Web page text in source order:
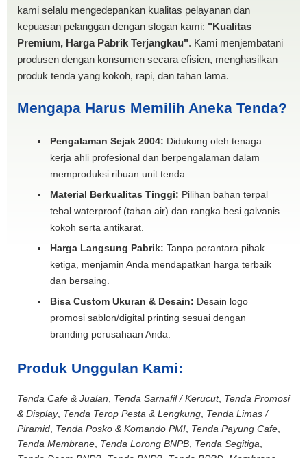
kami selalu mengedepankan kualitas pelayanan dan
kepuasan pelanggan dengan slogan kami: "Kualitas
Premium, Harga Pabrik Terjangkau". Kami menjembatani
produsen dengan konsumen secara efisien, menghasilkan
produk tenda yang kokoh, rapi, dan tahan lama.
Mengapa Harus Memilih Aneka Tenda?
Pengalaman Sejak 2004: Didukung oleh tenaga
kerja ahli profesional dan berpengalaman dalam
memproduksi ribuan unit tenda.
Material Berkualitas Tinggi: Pilihan bahan terpal
tebal waterproof (tahan air) dan rangka besi galvanis
kokoh serta antikarat.
Harga Langsung Pabrik: Tanpa perantara pihak
ketiga, menjamin Anda mendapatkan harga terbaik
dan bersaing.
Bisa Custom Ukuran & Desain: Desain logo
promosi sablon/digital printing sesuai dengan
branding perusahaan Anda.
Produk Unggulan Kami:
Tenda Cafe & Jualan Tenda Sarnafil / Kerucut, Tenda Promosi
& Display, Tenda Terop Pesta & Lengkung Tenda Limas /
Piramid Tenda Posko & Komando PMI Tenda Payung Cafe
Tenda Membrane Tenda Lorong BNPB Tenda Segitiga